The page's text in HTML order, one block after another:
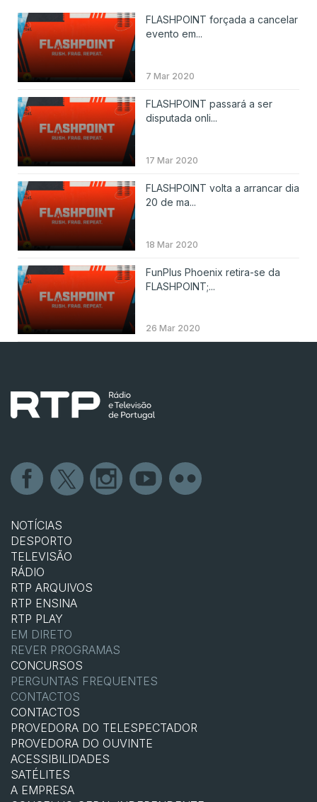
FLASHPOINT forçada a cancelar
evento em...
7 Mar 2020
FLASHPOINT passará a ser
disputada onli...
17 Mar 2020
FLASHPOINT volta a arrancar dia
20 de ma...
18 Mar 2020
FunPlus Phoenix retira-se da
FLASHPOINT;...
26 Mar 2020
NOTÍCIAS
DESPORTO
TELEVISÃO
RÁDIO
RTP ARQUIVOS
RTP ENSINA
RTP PLAY
EM DIRETO
REVER PROGRAMAS
CONCURSOS
PERGUNTAS FREQUENTES
CONTACTOS
CONTACTOS
PROVEDORA DO TELESPECTADOR
PROVEDORA DO OUVINTE
ACESSIBILIDADES
SATÉLITES
A EMPRESA